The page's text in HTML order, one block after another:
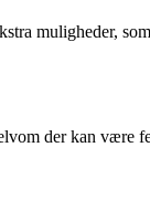
muligheder,
der kan være